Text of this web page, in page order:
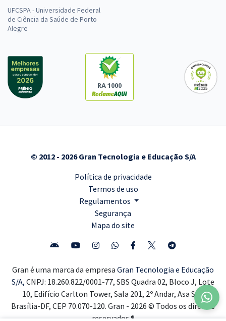
UFCSPA - Universidade Federal
de Ciência da Saúde de Porto
Alegre
RA 1000
© 2012 - 2026 Gran Tecnologia e Educação S/A
Política de privacidade
Termos de uso
Regulamentos
Segurança
Mapa do site
Gran é uma marca da empresa Gran Tecnologia e Educação
S/A, CNPJ: 18.260.822/0001-77, SBS Quadra 02, Bloco J, Lote
10, Edifício Carlton Tower, Sala 201, 2º Andar, Asa Sul,
Brasília-DF, CEP 70.070-120. Gran - 2026 © Todos os direitos
reservados ®